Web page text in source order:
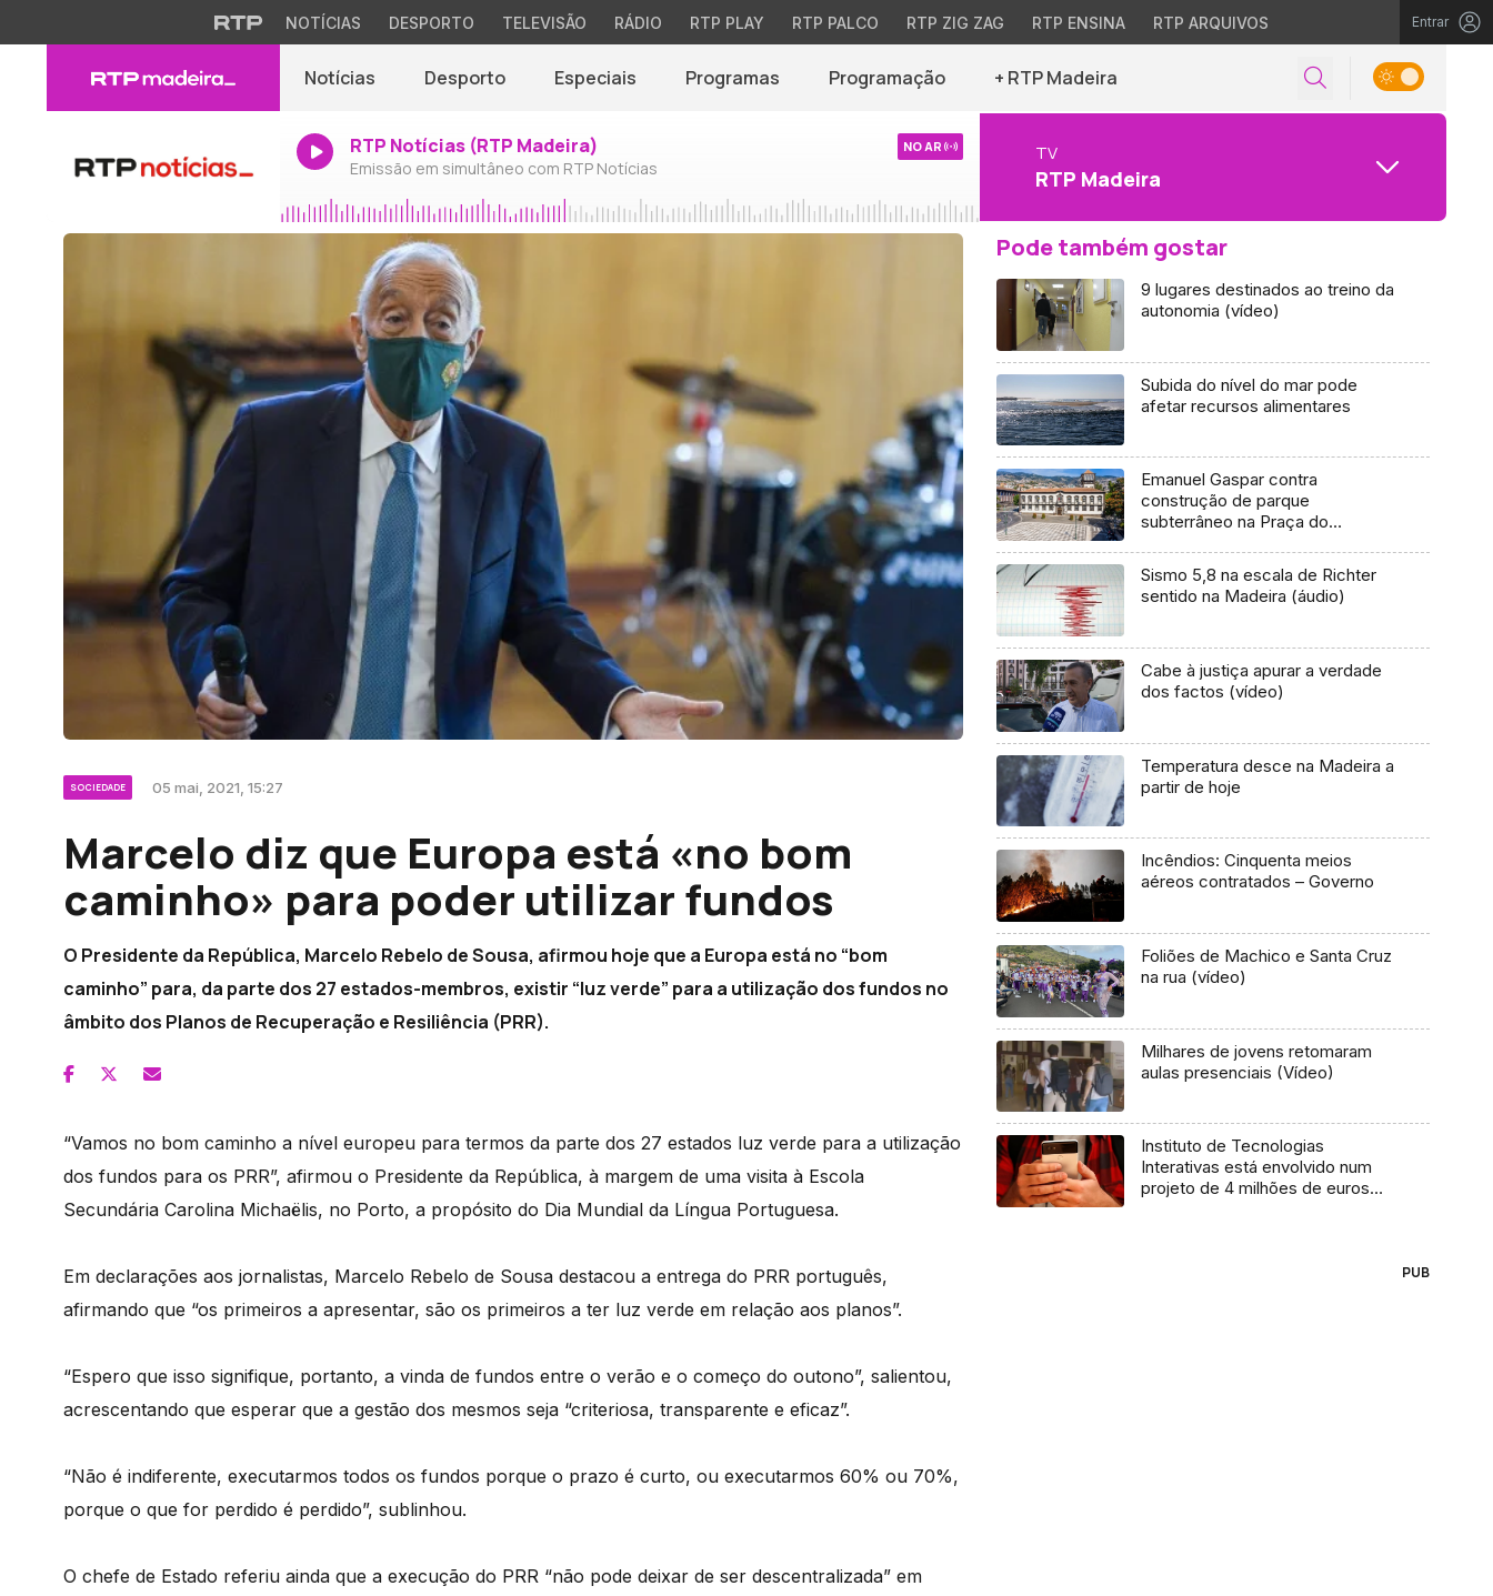
NOTÍCIAS DESPORTO TELEVISÃO RÁDIO RTP PLAY RTP PALCO RTP ZIG ZAG RTP ENSINA RTP ARQUIVOS Entrar
Notícias Desporto Especiais Programas Programação + RTP Madeira
RTP Notícias (RTP Madeira)
Emissão em simultâneo com RTP Notícias
NO AR TV
RTP Madeira
SOCIEDADE 05 mai, 2021, 15:27
Marcelo diz que Europa está «no bom
caminho» para poder utilizar fundos
O Presidente da República, Marcelo Rebelo de Sousa, afirmou hoje que a Europa está no “bom
caminho” para, da parte dos 27 estados-membros, existir “luz verde” para a utilização dos fundos no
âmbito dos Planos de Recuperação e Resiliência (PRR).
“Vamos no bom caminho a nível europeu para termos da parte dos 27 estados luz verde para a utilização
dos fundos para os PRR”, afirmou o Presidente da República, à margem de uma visita à Escola
Secundária Carolina Michaëlis, no Porto, a propósito do Dia Mundial da Língua Portuguesa.
Em declarações aos jornalistas, Marcelo Rebelo de Sousa destacou a entrega do PRR português,
afirmando que “os primeiros a apresentar, são os primeiros a ter luz verde em relação aos planos”.
“Espero que isso signifique, portanto, a vinda de fundos entre o verão e o começo do outono”, salientou,
acrescentando que esperar que a gestão dos mesmos seja “criteriosa, transparente e eficaz”.
“Não é indiferente, executarmos todos os fundos porque o prazo é curto, ou executarmos 60% ou 70%,
porque o que for perdido é perdido”, sublinhou.
O chefe de Estado referiu ainda que a execução do PRR “não pode deixar de ser descentralizada” em
Pode também gostar
9 lugares destinados ao treino da
autonomia (vídeo)
Subida do nível do mar pode
afetar recursos alimentares
Emanuel Gaspar contra
construção de parque
subterrâneo na Praça do
Sismo 5,8 na escala de Richter
sentido na Madeira (áudio)
Cabe à justiça apurar a verdade
dos factos (vídeo)
Temperatura desce na Madeira a
partir de hoje
Incêndios: Cinquenta meios
aéreos contratados – Governo
Foliões de Machico e Santa Cruz
na rua (vídeo)
Milhares de jovens retomaram
aulas presenciais (Vídeo)
Instituto de Tecnologias
Interativas está envolvido num
projeto de 4 milhões de euros
PUB